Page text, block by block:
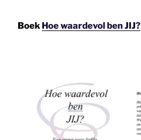
Boek Hoe waardevol ben JIJ?